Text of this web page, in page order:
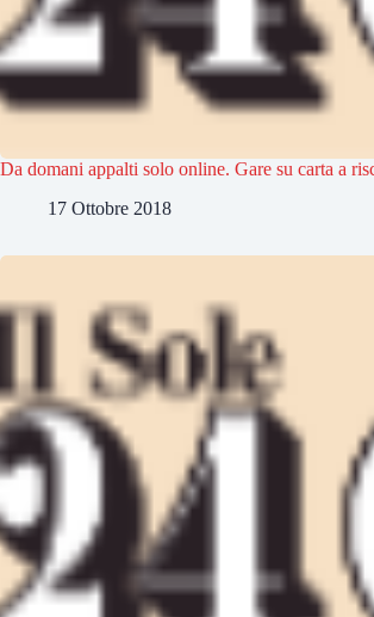
Da domani appalti solo online. Gare su carta a
17 Ottobre 2018